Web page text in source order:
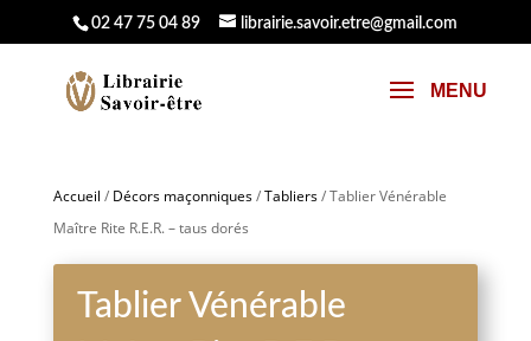
02 47 75 04 89 librairie.savoir.etre@gmail.com
Accueil / Décors maçonniques/Tabliers/ Tablier Vénérable
Maître Rite R.E.R. – taus dorés
Tablier Vénérable